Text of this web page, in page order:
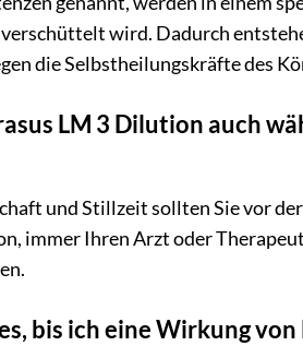
wird. Dadurch
die Selbstheilungskräfte des
LM 3 Dilution auch
und Stillzeit sollten Sie vor
immer Ihren Arzt oder
bis ich eine Wirkung